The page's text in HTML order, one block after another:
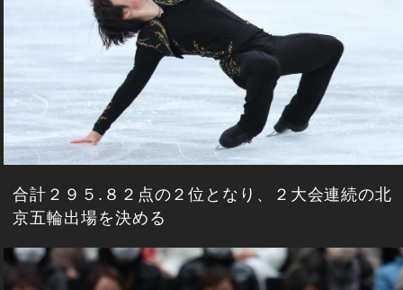
合計２９５.８２点の２位となり、２大会連続の北
京五輪出場を決める